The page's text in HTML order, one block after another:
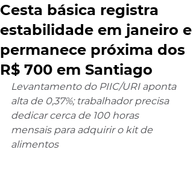
Cesta básica registra
estabilidade em janeiro e
permanece próxima dos
R$ 700 em Santiago
Levantamento do PIIC/URI aponta
alta de 0,37%; trabalhador precisa
dedicar cerca de 100 horas
mensais para adquirir o kit de
alimentos